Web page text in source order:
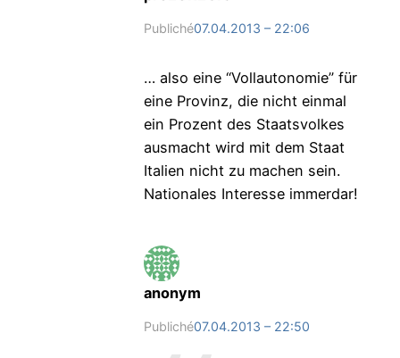
Publiché07.04.2013 – 22:06
… also eine “Vollautonomie” für
eine Provinz, die nicht einmal
ein Prozent des Staatsvolkes
ausmacht wird mit dem Staat
Italien nicht zu machen sein.
Nationales Interesse immerdar!
anonym
Publiché07.04.2013 – 22:50